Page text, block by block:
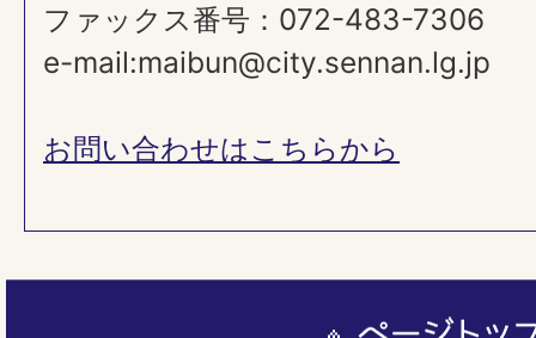
ファックス番号：072-483-7306​​​​​​​
e-mail:maibun@city.sennan.lg.jp
お問い合わせはこちらから